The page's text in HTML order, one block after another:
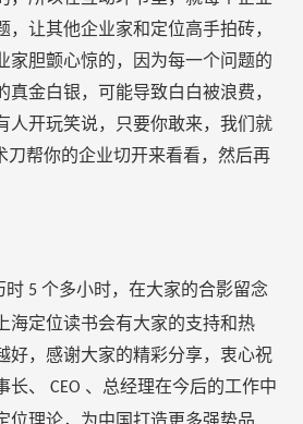
，让其他企业家和定位高手拍砖，
家胆颤心惊的，因为每一个问题的
真金白银，可能导致白白被浪费，
人开玩笑说，只要你敢来，我们就
刀帮你的企业切开来看看，然后再
时 5 个多小时，在大家的合影留念
海定位读书会有大家的支持和热
好，感谢大家的精彩分享，衷心祝
长、 CEO 、总经理在今后的工作中
位理论，为中国打造更多强势品